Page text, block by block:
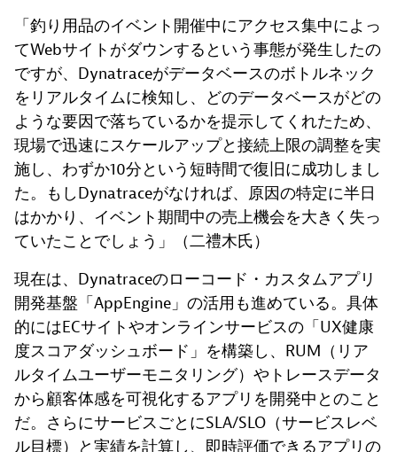
「釣り用品のイベント開催中にアクセス集中によっ
てWebサイトがダウンするという事態が発生したの
ですが、Dynatraceがデータベースのボトルネック
をリアルタイムに検知し、どのデータベースがどの
ような要因で落ちているかを提示してくれたため、
現場で迅速にスケールアップと接続上限の調整を実
施し、わずか10分という短時間で復旧に成功しまし
た。もしDynatraceがなければ、原因の特定に半日
はかかり、イベント期間中の売上機会を大きく失っ
ていたことでしょう」（二禮木氏）
現在は、Dynatraceのローコード・カスタムアプリ
開発基盤「AppEngine」の活用も進めている。具体
的にはECサイトやオンラインサービスの「UX健康
度スコアダッシュボード」を構築し、RUM（リア
ルタイムユーザーモニタリング）やトレースデータ
から顧客体感を可視化するアプリを開発中とのこと
だ。さらにサービスごとにSLA/SLO（サービスレベ
ル目標）と実績を計算し、即時評価できるアプリの